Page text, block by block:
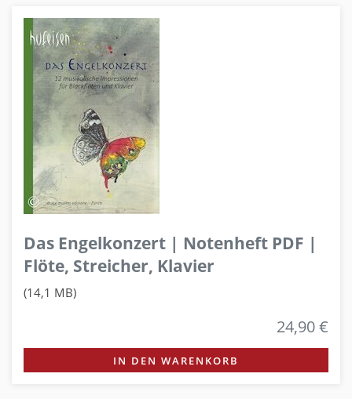
Das Engelkonzert | Notenheft PDF |
Flöte, Streicher, Klavier
(14,1 MB)
24,90 €
IN DEN WARENKORB